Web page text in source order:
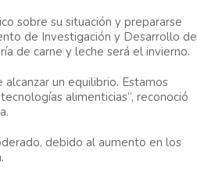
sobre su situación y prepararse
de Investigación y Desarrollo de
de carne y leche será el invierno.
un equilibrio. Estamos
alimenticias”, reconoció
debido al aumento en los